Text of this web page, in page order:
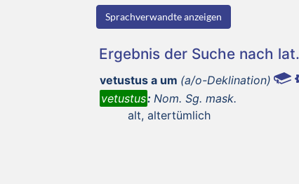
Sprachverwandte anzeigen
Ergebnis der Suche nach
vetustus a um (a/o-Deklination)
vetustus: Nom. Sg. mask.
alt, altertümlich